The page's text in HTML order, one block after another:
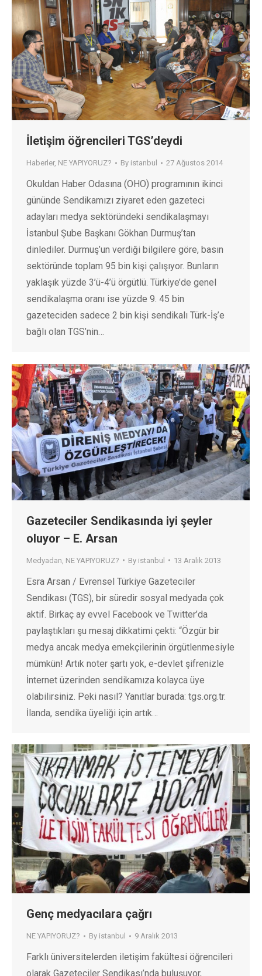
İletişim öğrencileri TGS’deydi
Haberler, NE YAPIYORUZ? By istanbul 27 Ağustos 2014
Okuldan Haber Odasına (OHO) programının ikinci
gününde Sendikamızı ziyaret eden gazeteci
adayları medya sektöründeki sendikalaşmayı
İstanbul Şube Başkanı Gökhan Durmuş’tan
dinlediler. Durmuş’un verdiği bilgilere göre, basın
sektöründe toplam 95 bin kişi çalışıyor. Bunların
yaklaşık yüzde 3’ü-4’ü örgütlü. Türkiye’de genel
sendikalaşma oranı ise yüzde 9. 45 bin
gazeteciden sadece 2 bin kişi sendikalı Türk-İş’e
bağlı olan TGS’nin…
Gazeteciler Sendikasında iyi şeyler
oluyor – E. Arsan
Medyadan NE YAPIYORUZ? By istanbul 13 Aralık 2013
Esra Arsan / Evrensel Türkiye Gazeteciler
Sendikası (TGS), bir süredir sosyal medyada çok
aktif. Birkaç ay evvel Facebook ve Twitter’da
paylaştıkları şu mesaj dikkatimi çekti: “Özgür bir
medya ancak medya emekçilerinin örgütlenmesiyle
mümkün! Artık noter şartı yok, e-devlet şifrenizle
İnternet üzerinden sendikamıza kolayca üye
olabilirsiniz. Peki nasıl? Yanıtlar burada: tgs.org.tr.
İlanda, sendika üyeliği için artık…
Genç medyacılara çağrı
NE YAPIYORUZ? By istanbul 9 Aralık 2013
Farklı üniversitelerden iletişim fakültesi öğrencileri
olarak Gazeteciler Sendikası’nda buluşuyor,